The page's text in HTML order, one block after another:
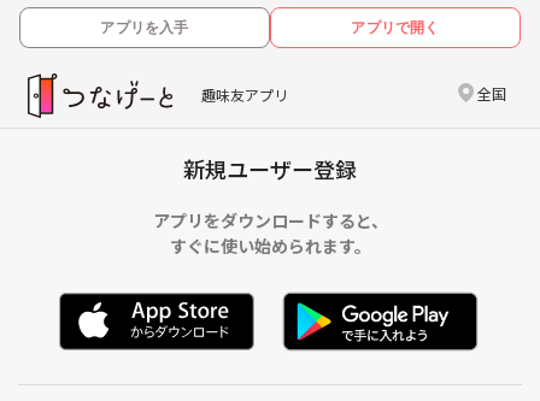
アプリを入手 アプリで開く
趣味友アプリ 全国
新規ユーザー登録
アプリをダウンロードすると、
すぐに使い始められます。